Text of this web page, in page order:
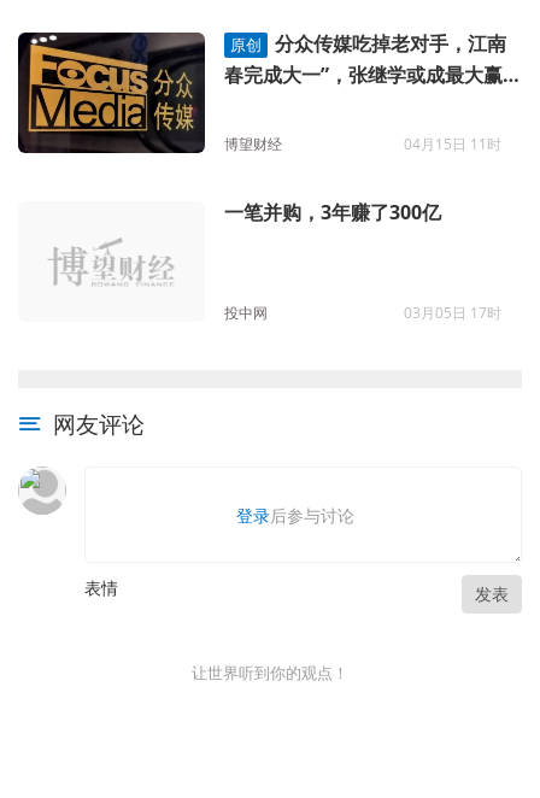
原创
分众传媒吃掉老对手，江南
春完成大一”，张继学或成最大赢
博望财经 04月15日 11时
一笔并购，3年赚了300亿
投中网 03月05日 17时
网友评论
登录后参与讨论
表情 发表
让世界听到你的观点！